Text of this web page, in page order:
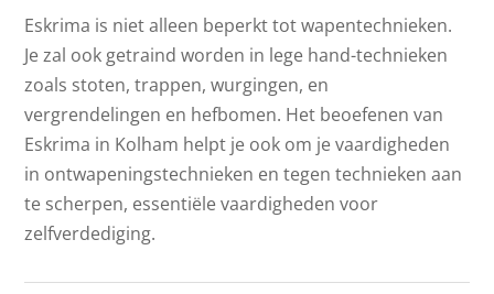
Eskrima is niet alleen beperkt tot wapentechnieken.
Je zal ook getraind worden in lege hand-technieken
zoals stoten, trappen, wurgingen, en
vergrendelingen en hefbomen. Het beoefenen van
Eskrima in Kolham helpt je ook om je vaardigheden
in ontwapeningstechnieken en tegen technieken aan
te scherpen, essentiële vaardigheden voor
zelfverdediging.